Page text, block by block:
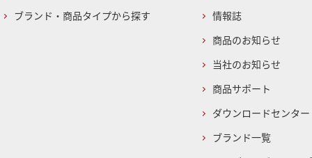
ブランド・商品タイプから探す
情報誌
商品のお知らせ
当社のお知らせ
商品サポート
ダウンロードセンター
ブランド一覧